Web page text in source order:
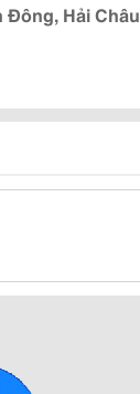
Đông, Hải Châu